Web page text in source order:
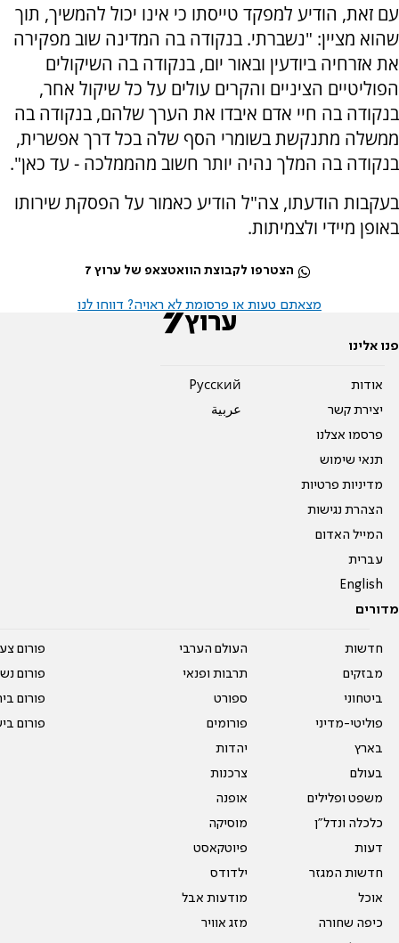
עם זאת, הודיע למפקד טייסתו כי אינו יכול להמשיך, תוך
שהוא מציין: "נשברתי. בנקודה בה המדינה שוב מפקירה
את אזרחיה ביודעין ובאור יום, בנקודה בה השיקולים
הפוליטיים הציניים והקרים עולים על כל שיקול אחר,
בנקודה בה חיי אדם איבדו את הערך שלהם, בנקודה בה
ממשלה מתנקשת בשומרי הסף שלה בכל דרך אפשרית,
בנקודה בה המלך נהיה יותר חשוב מהממלכה - עד כאן".
בעקבות הודעתו, צה"ל הודיע כאמור על הפסקת שירותו
באופן מיידי ולצמיתות.
הצטרפו לקבוצת הוואטצאפ של ערוץ 7
מצאתם טעות או פרסומת לא ראויה? דווחו לנו
פנו אלינו
אודות
יצירת קשר
פרסמו אצלנו
תנאי שימוש
מדיניות פרטיות
הצהרת נגישות
המייל האדום
עברית
English
Pусский
عربية
מדורים
חדשות
מבזקים
ביטחוני
פוליטי-מדיני
בארץ
בעולם
משפט ופלילים
כלכלה ונדל"ן
דעות
חדשות המגזר
אוכל
כיפה שחורה
העולם הערבי
תרבות ופנאי
ספורט
פורומים
יהדות
צרכנות
אופנה
מוסיקה
פיוטקאסט
ילדודס
מודעות אבל
מזג אוויר
פורום
פורום
פורום
פורום